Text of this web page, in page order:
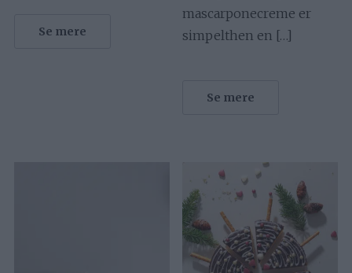
Se mere
mascarponecreme er
simpelthen en […]
Se mere